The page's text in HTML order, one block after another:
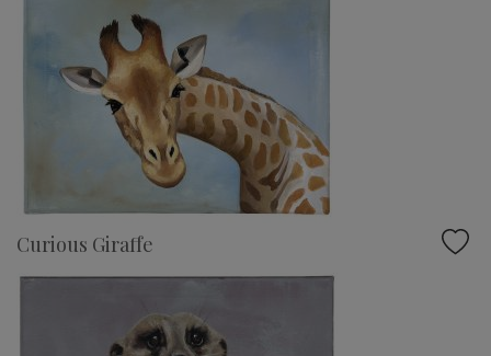
Curious Giraffe